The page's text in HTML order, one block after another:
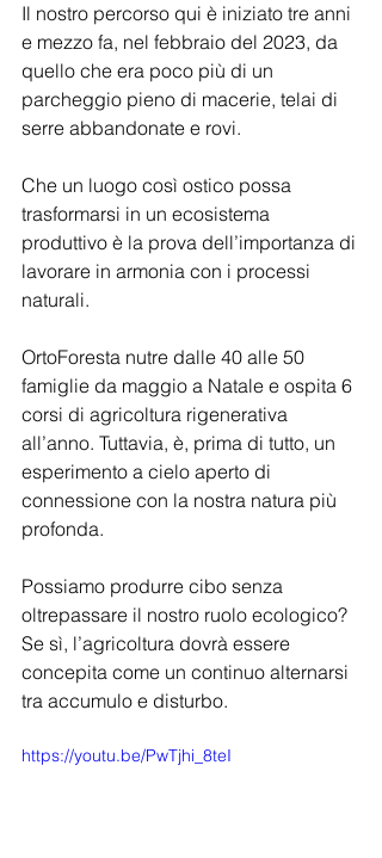
Il nostro percorso qui è iniziato tre anni
e mezzo fa, nel febbraio del 2023, da
quello che era poco più di un
parcheggio pieno di macerie, telai di
serre abbandonate e rovi.
Che un luogo così ostico possa
trasformarsi in un ecosistema
produttivo è la prova dell’importanza di
lavorare in armonia con i processi
naturali.
OrtoForesta nutre dalle 40 alle 50
famiglie da maggio a Natale e ospita 6
corsi di agricoltura rigenerativa
all’anno. Tuttavia, è, prima di tutto, un
esperimento a cielo aperto di
connessione con la nostra natura più
profonda.
Possiamo produrre cibo senza
oltrepassare il nostro ruolo ecologico?
Se sì, l’agricoltura dovrà essere
concepita come un continuo alternarsi
tra accumulo e disturbo.
https://youtu.be/PwTjhi_8teI